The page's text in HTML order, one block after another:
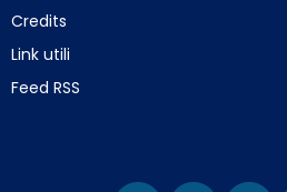
Credits
Link utili
Feed RSS